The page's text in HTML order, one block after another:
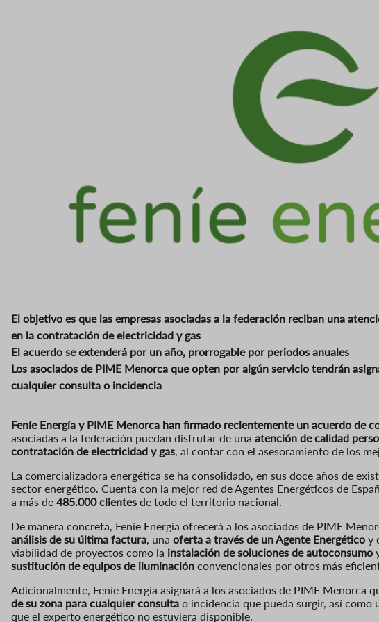
El objetivo es que las empresas asociadas a la federación reciban una
en la contratación de electricidad y gas
El acuerdo se extenderá por un año, prorrogable por periodos anuales
Los asociados de PIME Menorca que opten por algún servicio tendrán
cualquier consulta o incidencia
Feníe Energía y PIME Menorca han firmado recientemente un acuerdo de
asociadas a la federación puedan disfrutar de una atención de calidad
contratación de electricidad y gas, al contar con el asesoramiento de los
La comercializadora energética se ha consolidado, en sus doce años de
sector energético. Cuenta con la mejor red de Agentes Energéticos de
a más de 485.000 clientes de todo el territorio nacional.
De manera concreta, Feníe Energía ofrecerá a los asociados de PIME
análisis de su última factura, una oferta a través de un Agente Energético y
viabilidad de proyectos como la instalación de soluciones de autoconsumo
sustitución de equipos de iluminación convencionales por otros más
Adicionalmente, Feníe Energía asignará a los asociados de PIME Menorca
de su zona para cualquier consulta o incidencia que pueda surgir, así
que el experto energético no estuviera disponible.